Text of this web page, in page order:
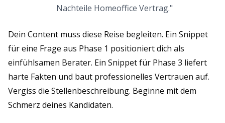
Nachteile Homeoffice Vertrag."
Dein Content muss diese Reise begleiten. Ein Snippet
für eine Frage aus Phase 1 positioniert dich als
einfühlsamen Berater. Ein Snippet für Phase 3 liefert
harte Fakten und baut professionelles Vertrauen auf.
Vergiss die Stellenbeschreibung. Beginne mit dem
Schmerz deines Kandidaten.